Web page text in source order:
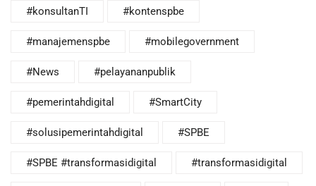
#konsultanTI #kontenspbe
#manajemenspbe #mobilegovernment
#News #pelayananpublik
#pemerintahdigital #SmartCity
#solusipemerintahdigital #SPBE
#SPBE #transformasidigital #transformasidigital